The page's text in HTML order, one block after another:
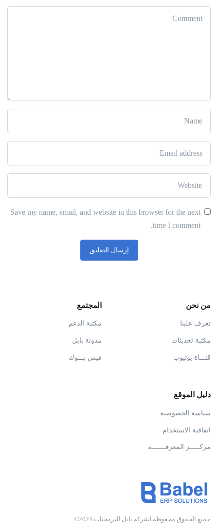
Save my name, email, and website in this browser for the next
time I comment.
من نحن
تعرف علينا
مكتبة تحديثات
قنـــاة يوتيوب
المجتمع
مكتبة الدعم
مدونة بابل
فيس بـــوك
دليل الموقع
سياسة الخصوصية
اتفاقية الاستخدام
مركـــــز المعرفـــــــة
جميع الحقوق محفوظة لشركة بابل للبرمجيات 2024©